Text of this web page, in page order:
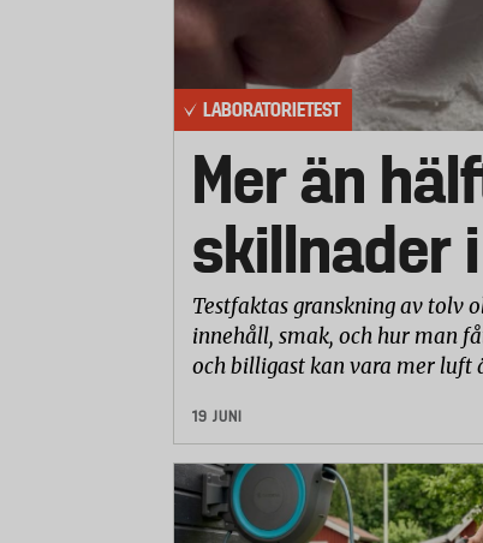
Justera klipphöjden
Justera avståndet mellan
Klippa längs med kanter
Stabilitet
Lyfta
Förvara
Buller
Kvalitet
LABORATORIETEST
Mer än
skillnader
Testfaktas granskning av tolv
innehåll, smak, och hur man
och billigast kan vara mer luft
19 JUNI